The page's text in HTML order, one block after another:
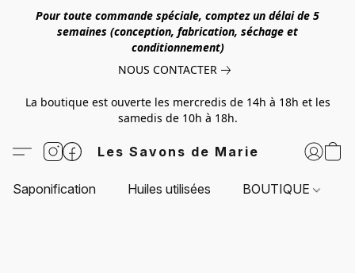
Pour toute commande spéciale, comptez un délai de 5
semaines (conception, fabrication, séchage et
conditionnement)
NOUS CONTACTER
La boutique est ouverte les mercredis de 14h à 18h et les
samedis de 10h à 18h.
Les Savons de Marie
Saponification Huiles utilisées BOUTIQUE